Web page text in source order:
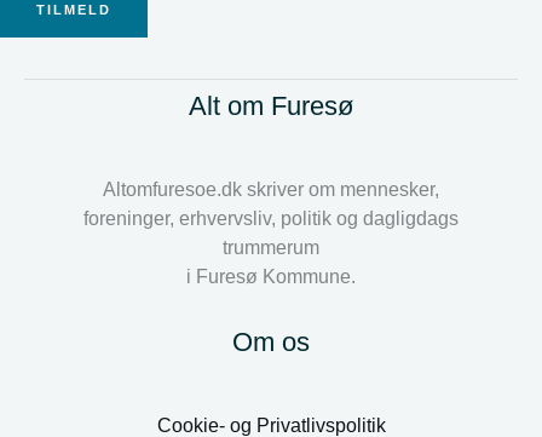
TILMELD
Alt om Furesø
Altomfuresoe.dk skriver om mennesker,
foreninger, erhvervsliv, politik og dagligdags
trummerum
i Furesø Kommune.
Om os
Cookie- og Privatlivspolitik